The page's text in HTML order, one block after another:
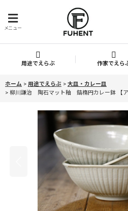
メニュー
用途でえらぶ 作家でえら
ホーム > 用途でえらぶ > 大皿・カレー皿
> 柳川謙治 陶石マット釉 鎬楕円カレー鉢 【ア